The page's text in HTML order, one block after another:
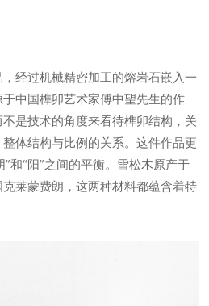
经过机械精密加工的熔岩石嵌入一
中国榫卯艺术家傅中望先生的作
是技术的角度来看待榫卯结构，关
体结构与比例的关系。这件作品更
”和“阳”之间的平衡。雪松木原产于
莱蒙费朗，这两种材料都蕴含着特